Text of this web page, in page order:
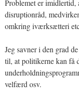
Problemet er imidlertid,
disruptionråd,
omkring iværksætteri
Jeg savner i den grad
til, at politikerne kan få
velfærd osv.